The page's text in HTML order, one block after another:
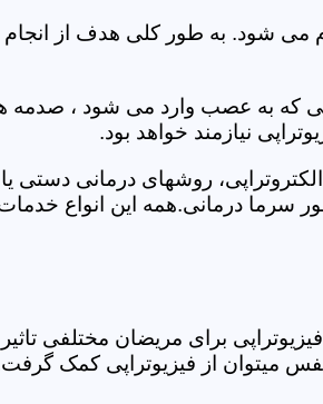
می شود. به طور کلی هدف از انجام
که به عصب وارد می شود ،
نیازمند خواهد بود.
روشهای درمانی دستی یا
درمانی.همه این انواع
برای مریضان مختلفی
میتوان از فیزیوتراپی کمک